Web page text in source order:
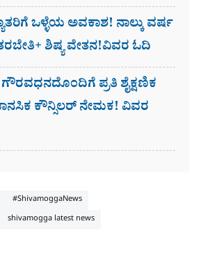
ಒಳ್ಳೆಯ ಅವಕಾಶ! ನಾಲ್ಕು ವರ್ಷ
ಶಿಷ್ಯ ವೇತನ!ವಿವರ ಓದಿ
ಪ್ರತಿ ಶೈಕ್ಷಣಿಕ
ಕೌನ್ಸಿಲರ್ ನೇಮಕ! ವಿವರ
#ShivamoggaNews
shivamogga latest news